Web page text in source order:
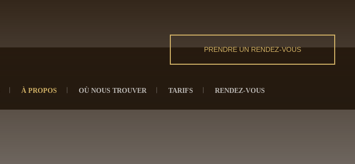
PRENDRE UN RENDEZ-VOUS
À PROPOS OÙ NOUS TROUVER TARIFS RENDEZ-VOUS